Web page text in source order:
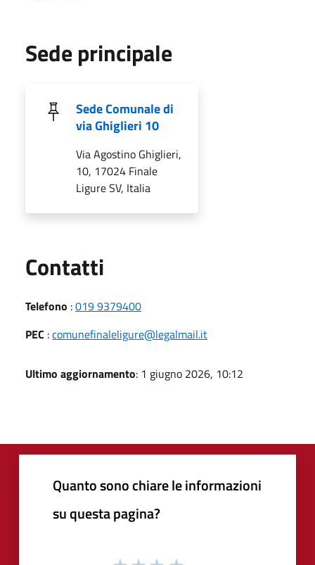
Sede principale
Sede Comunale di
via Ghiglieri 10
Via Agostino Ghiglieri,
10, 17024 Finale
Ligure SV, Italia
Contatti
Telefono :019 9379400
PEC :comunefinaleligure@legalmail.it
Ultimo aggiornamento: 1 giugno 2026, 10:12
Quanto sono chiare le informazioni
su questa pagina?